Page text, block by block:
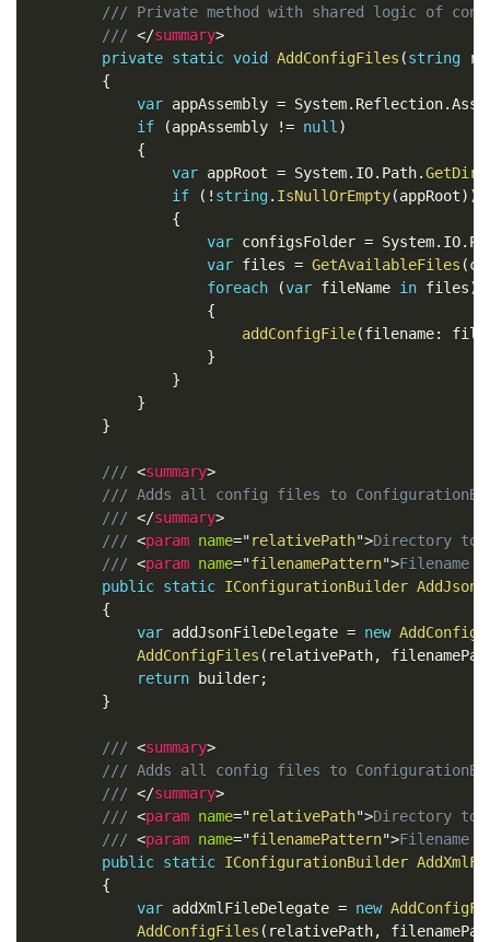
/// Private method with shared logic of
/// </summary>
private static void AddConfigFiles (string
{
var appAssembly = System. Reflection.
if
(appAssembly != null)
{
var appRoot = System. IO. Path.
if
( ! string. IsNullOrEmpty(appRoot) )
{
var configsFolder = System. IO.
var files = GetAvailableFiles (
foreach
(var fileName in files)
{
addConfigFile(filename:
}
}
}
}
/// <summary>
/// Adds all config files to
/// </summary>
/// <param name="relativePath">Directory to
/// <param name="filenamePattern">Filename
public static IConfigurationBuilder
{
var addJsonFileDelegate = new
AddConfigFiles ( relativePath,
return builder;
}
/// <summary>
/// Adds all config files to
/// </summary>
/// <param name="relativePath">Directory to
/// <param name="filenamePattern">Filename
public static IConfigurationBuilder
{
var addXmlFileDelegate = new
AddConfigFiles ( relativePath,